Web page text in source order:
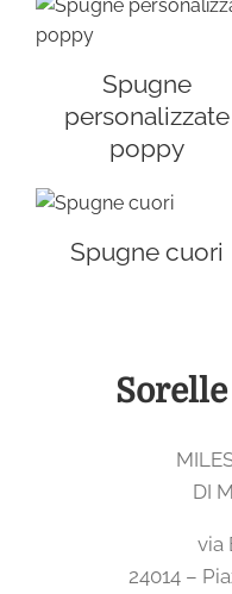
Spugne
personalizzate
poppy
Spugne cuori
DI
via
24014 –